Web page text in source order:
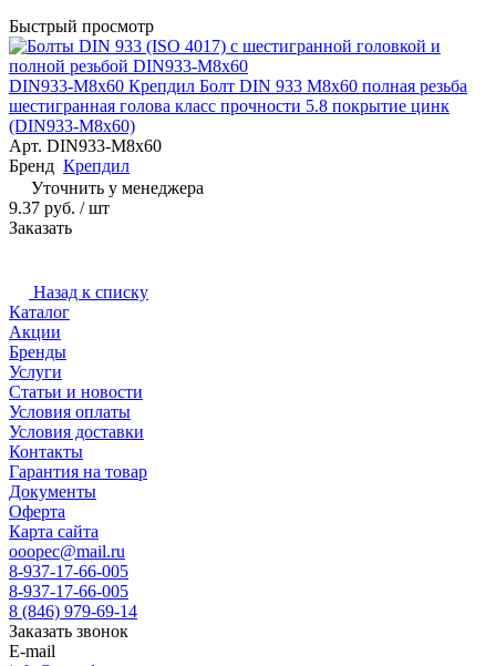
Быстрый просмотр
DIN933-М8х60 Крепдил Болт DIN 933 М8х60 полная резьба
шестигранная голова класс прочности 5.8 покрытие цинк
(DIN933-М8х60)
Арт. DIN933-М8х60
Бренд Крепдил
Уточнить у менеджера
9.37 руб. / шт
Заказать
Назад к списку
Каталог
Акции
Бренды
Услуги
Статьи и новости
Условия оплаты
Условия доставки
Контакты
Гарантия на товар
Документы
Оферта
Карта сайта
ooopec@mail.ru
8-937-17-66-005
8-937-17-66-005
8 (846) 979-69-14
Заказать звонок
E-mail